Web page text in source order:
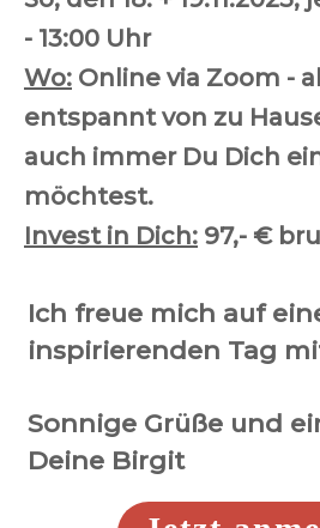
- 13:00 Uhr
Wo: Online via Zoom -
entspannt von zu
auch immer Du Dich
möchtest.
Invest in Dich: 97,- €
Ich freue mich auf
inspirierenden Tag
Sonnige Grüße und
Deine Birgit